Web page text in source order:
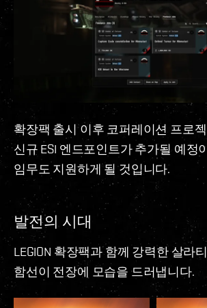
확장팩 출시 이후 코퍼레이션 프로
신규 ESI 엔드포인트가 추가될 예정
임무도 지원하게 될 것입니다.
발전의 시대
LEGION 확장팩과 함께 강력한 살라
함선이 전장에 모습을 드러냅니다.